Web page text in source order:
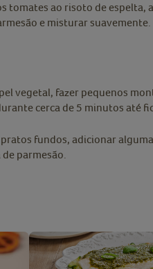
tomates ao risoto de espelta,
e misturar suavemente.
vegetal, fazer pequenos
cerca de 5 minutos até
fundos, adicionar
parmesão.